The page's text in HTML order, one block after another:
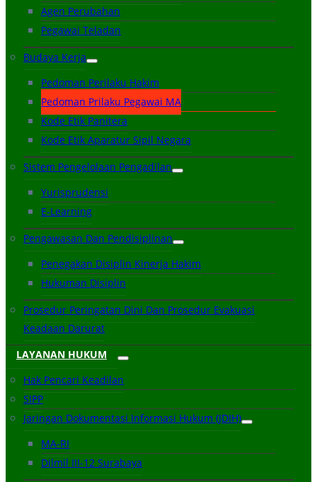
Agen Perubahan
Pegawai Teladan
Budaya Kerja
Pedoman Perilaku Hakim
Pedoman Prilaku Pegawai MA
Kode Etik Panitera
Kode Etik Aparatur Sipil Negara
Sistem Pengelolaan Pengadilan
Yurisprudensi
E-Learning
Pengawasan Dan Pendisiplinan
Penegakan Disiplin Kinerja Hakim
Hukuman Disiplin
Prosedur Peringatan Dini Dan Prosedur Evakuasi
Keadaan Darurat
LAYANAN HUKUM
Hak Pencari Keadilan
SIPP
Jaringan Dokumentasi Informasi Hukum (JDIH)
MA-RI
Dilmil III-12 Surabaya